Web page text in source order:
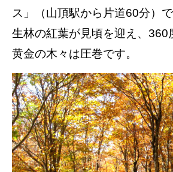
ス」（山頂駅から片道60分）
生林の紅葉が見頃を迎え、360
黄金の木々は圧巻です。